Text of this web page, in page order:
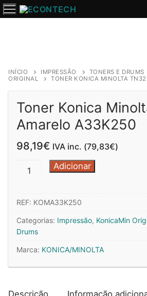
Saltar
para
INÍCIO IMPRESSÃO TONERS E DRUMS
ORIGINAL
TONER KONICA MINOLTA
Toner Konica
Amarelo A33K250
98,19€ IVA inc. (79,83€)
Quantidade
Konica
Minolta
TN321Y
A33K250
Adicionar
REF: KOMA33K250
Categorias: Impressão, KonicaMin
Drums
Marca: KONICA/MINOLTA
Descrição Informação